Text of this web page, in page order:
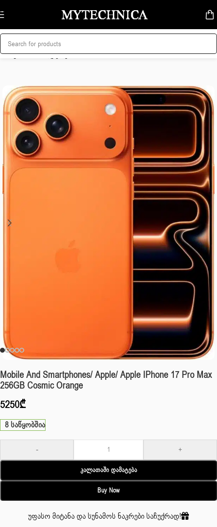
Skip to navigation
Skip to main content
მთავარი/მობილურები
Mobile And Smartphones/ Apple/ Apple IPhone 17 Pro Max
256GB Cosmic Orange
5250₾
8 საწყობშია
- +
Კალათაში Დამატება
Buy Now
უფასო მიტანა და სუნამოს ნაკრები საჩუქრად!